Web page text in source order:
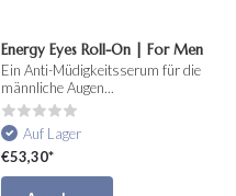
Energy Eyes Roll-On | For Men
Ein Anti-Müdigkeitsserum für die
männliche Augen...
Auf Lager
€53,30*